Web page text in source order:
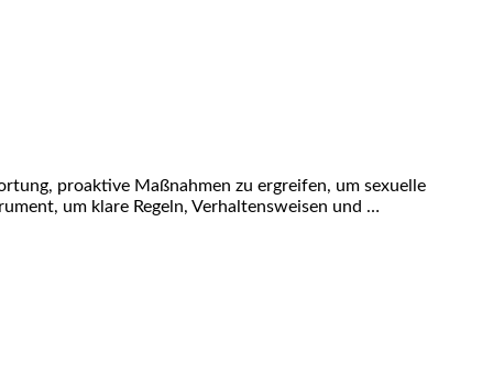
proaktive Maßnahmen zu ergreifen, um sexuelle
um klare Regeln, Verhaltensweisen und …